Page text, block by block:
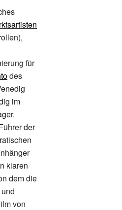
für
des
im
der
klaren
dem die
von